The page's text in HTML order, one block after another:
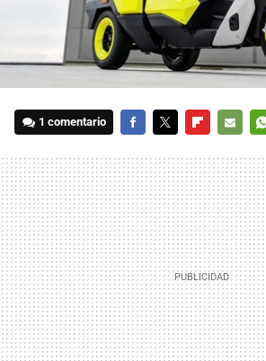
1 comentario
MAIL